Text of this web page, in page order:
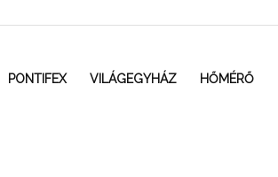
PONTIFEX VILÁGEGYHÁZ HŐMÉRŐ